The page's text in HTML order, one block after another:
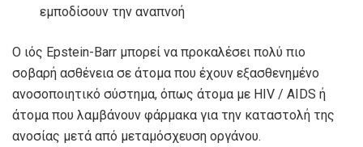
εμποδίσουν την αναπνοή
Ο ιός Epstein-Barr μπορεί να προκαλέσει πολύ πιο
σοβαρή ασθένεια σε άτομα που έχουν εξασθενημένο
ανοσοποιητικό σύστημα, όπως άτομα με HIV / AIDS ή
άτομα που λαμβάνουν φάρμακα για την καταστολή της
ανοσίας μετά από μεταμόσχευση οργάνου.